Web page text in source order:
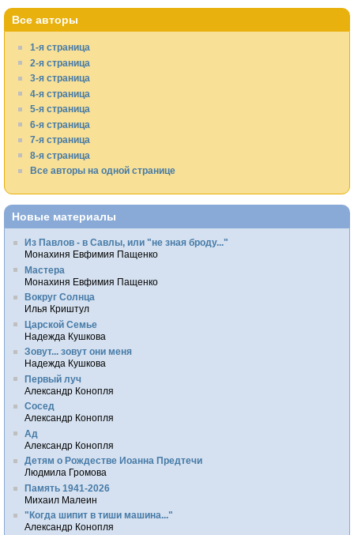
Все авторы
1-я страница
2-я страница
3-я страница
4-я страница
5-я страница
6-я страница
7-я страница
8-я страница
Все авторы на одной странице
Новые материалы
Из Павлов - в Савлы, или "не зная броду..."
Монахиня Евфимия Пащенко
Мастера
Монахиня Евфимия Пащенко
Вокруг Солнца
Илья Криштул
Царской Семье
Надежда Кушкова
Зовут... зовут они меня
Надежда Кушкова
Первый луч
Александр Конопля
Сосед
Александр Конопля
Ад
Александр Конопля
Детям о Рождестве Иоанна Предтечи
Людмила Громова
Память 1941-2026
Михаил Малеин
"Когда шипит в тиши машина..."
Александр Конопля